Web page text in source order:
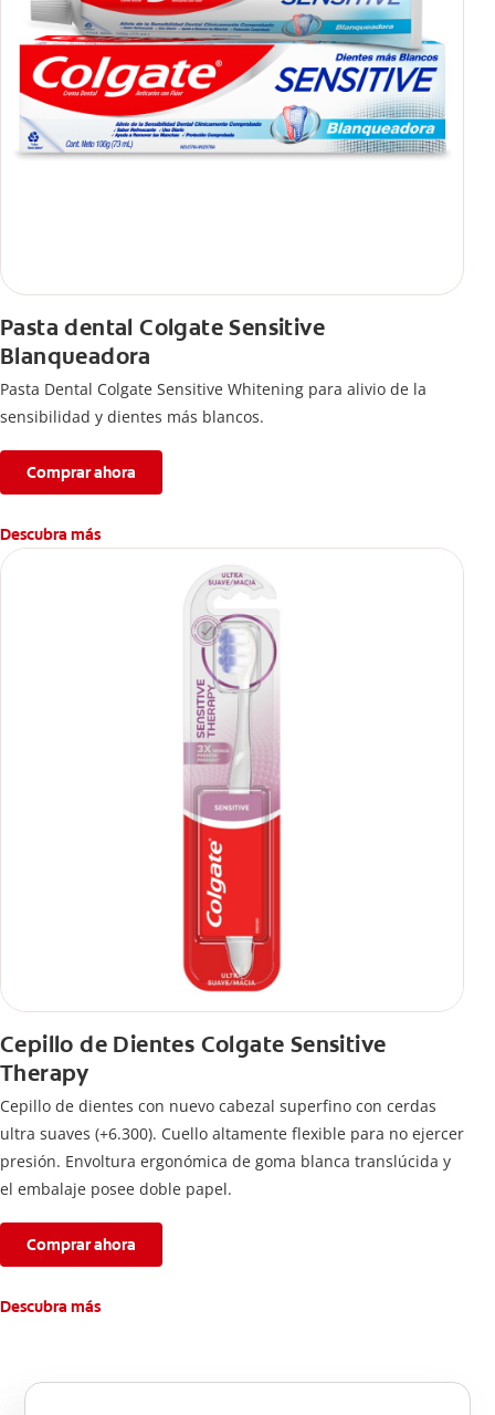
Pasta dental Colgate Sensitive
Blanqueadora
Pasta Dental Colgate Sensitive Whitening para alivio de la
sensibilidad y dientes más blancos.
Comprar ahora
Descubra más
Cepillo de Dientes Colgate Sensitive
Therapy
Cepillo de dientes con nuevo cabezal superfino con cerdas
ultra suaves (+6.300). Cuello altamente flexible para no ejercer
presión. Envoltura ergonómica de goma blanca translúcida y
el embalaje posee doble papel.
Comprar ahora
Descubra más